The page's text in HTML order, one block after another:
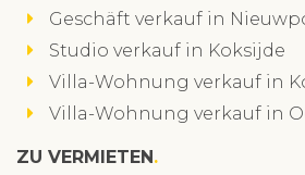
Geschäft verkauf in
Studio verkauf in Koksijde
Villa-Wohnung verkauf in
Villa-Wohnung verkauf in
ZU VERMIETEN